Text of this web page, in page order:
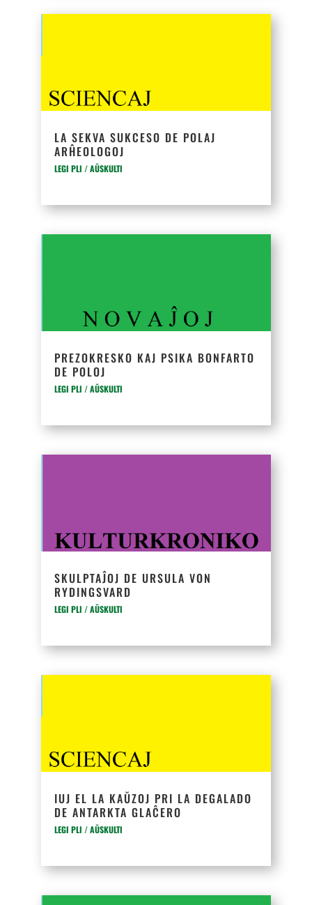
LA SEKVA SUKCESO DE POLAJ
ARĤEOLOGOJ
LEGI PLI / AŬSKULTI
PREZOKRESKO KAJ PSIKA BONFARTO
DE POLOJ
LEGI PLI / AŬSKULTI
SKULPTAĴOJ DE URSULA VON
RYDINGSVARD
LEGI PLI / AŬSKULTI
IUJ EL LA KAŬZOJ PRI LA DEGALADO
DE ANTARKTA GLAĈERO
LEGI PLI / AŬSKULTI